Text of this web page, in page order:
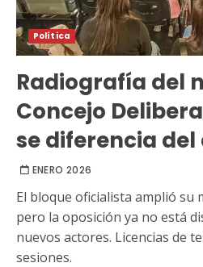
Política
Radiografía del
Concejo
se diferencia
ENERO 2026
El bloque oficialista amplió su
pero la oposición ya no está
nuevos actores. Licencias de
sesiones.